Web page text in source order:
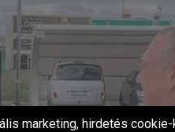
marketing, hirdetés